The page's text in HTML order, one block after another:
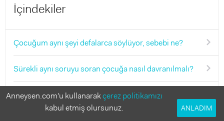
İçindekiler
Çocuğum aynı şeyi defalarca söylüyor, sebebi ne?
Sürekli aynı soruyu soran çocuğa nasıl davranılmalı?
Hangi durumlarda uzman desteği almalısın?
Anneysen.com'u kullanarakçerez politikamızı
kabul etmiş olursunuz.
ANLADIM